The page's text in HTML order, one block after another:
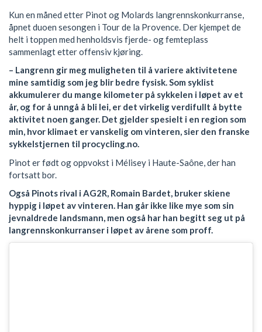
Kun en måned etter Pinot og Molards langrennskonkurranse,
åpnet duoen sesongen i Tour de la Provence. Der kjempet de
helt i toppen med henholdsvis fjerde- og femteplass
sammenlagt etter offensiv kjøring.
– Langrenn gir meg muligheten til å variere aktivitetene
mine samtidig som jeg blir bedre fysisk. Som syklist
akkumulerer du mange kilometer på sykkelen i løpet av et
år, og for å unngå å bli lei, er det virkelig verdifullt å bytte
aktivitet noen ganger. Det gjelder spesielt i en region som
min, hvor klimaet er vanskelig om vinteren, sier den franske
sykkelstjernen til procycling.no.
Pinot er født og oppvokst i Mélisey i Haute-Saône, der han
fortsatt bor.
Også Pinots rival i AG2R, Romain Bardet, bruker skiene
hyppig i løpet av vinteren. Han går ikke like mye som sin
jevnaldrede landsmann, men også har han begitt seg ut på
langrennskonkurranser i løpet av årene som proff.